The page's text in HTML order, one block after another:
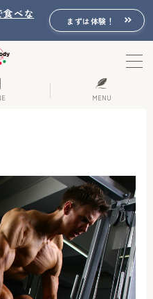
べな
まずは体験！
MENU